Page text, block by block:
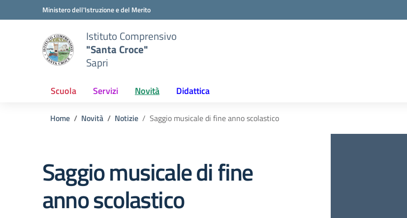
Vai ai contenuti
Vai al menu di navigazioneMinistero dell'Istruzione e del Merito
Istituto Comprensivo
"Santa Croce"
Sapri
Scuola Servizi Novità Didattica
Home Novità Notizie Saggio musicale di fine anno scolastico
Saggio musicale di fine
anno scolastico